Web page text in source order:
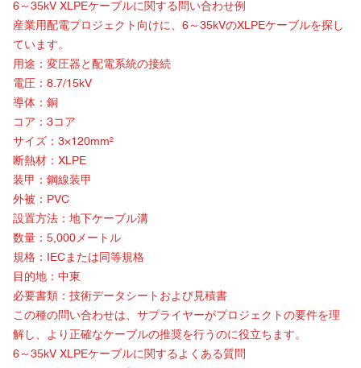
6～35kV XLPEケーブルに関する問い合わせ例
産業用配電プロジェクト向けに、6～35kVのXLPEケーブルを探し
ています。
用途：変圧器と配電系統の接続
電圧：8.7/15kV
導体：銅
コア：3コア
サイズ：3×120mm²
断熱材：XLPE
装甲：鋼線装甲
外被：PVC
設置方法：地下ケーブル溝
数量：5,000メートル
規格：IECまたは同等規格
目的地：中東
必要書類：技術データシートおよび見積書
この種の問い合わせは、サプライヤーがプロジェクトの要件を理
解し、より正確なケーブルの推奨を行うのに役立ちます。
6～35kV XLPEケーブルに関するよくある質問